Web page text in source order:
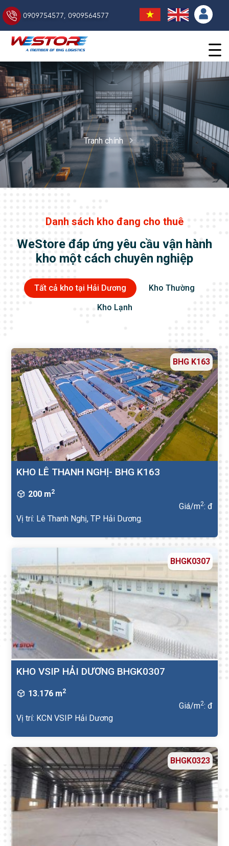
0909754577, 0909564577
Tranh chính
Danh sách kho đang cho thuê
WeStore đáp ứng yêu cầu vận hành
kho một cách chuyên nghiệp
Tất cả kho tại Hải Dương
Kho Thường
Kho Lạnh
BHG K163
KHO LÊ THANH NGHỊ- BHG K163
200 m2
Giá/m2: đ
Vị trí: Lê Thanh Nghị, TP Hải Dương.
BHGK0307
KHO VSIP HẢI DƯƠNG BHGK0307
13.176 m2
Giá/m2: đ
Vị trí: KCN VSIP Hải Dương
BHGK0323